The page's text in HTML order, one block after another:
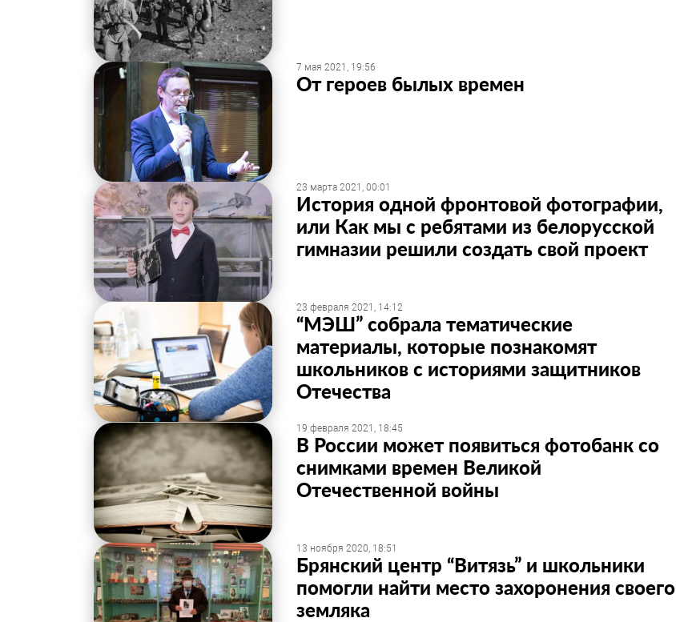
7 мая 2021, 19:56
От героев былых времен
23 марта 2021, 00:01
История одной фронтовой фотографии,
или Как мы с ребятами из белорусской
гимназии решили создать свой проект
23 февраля 2021, 14:12
“МЭШ” собрала тематические
материалы, которые познакомят
школьников с историями защитников
Отечества
19 февраля 2021, 18:45
В России может появиться фотобанк со
снимками времен Великой
Отечественной войны
13 ноября 2020, 18:51
Брянский центр “Витязь” и школьники
помогли найти место захоронения своего
земляка